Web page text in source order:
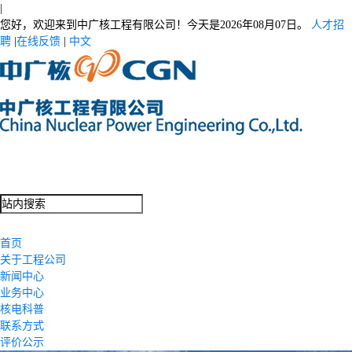
您好，欢迎来到中广核工程有限公司！今天是2026年08月07日。
人才招
聘 在线反馈 中文
首页
关于工程公司
新闻中心
业务中心
核电科普
联系方式
评价公示